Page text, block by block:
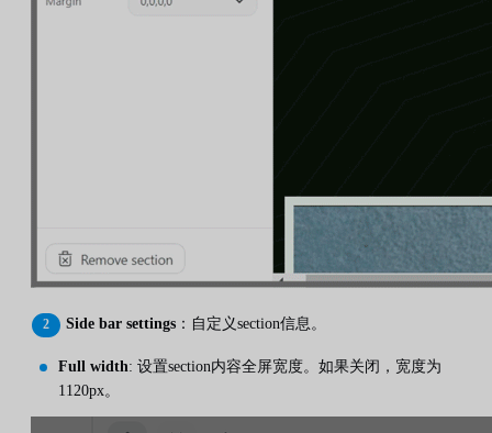
Side bar settings ：自定义section信息。
Full width: 设置section内容全屏宽度。如果关闭，宽度为
1120px。